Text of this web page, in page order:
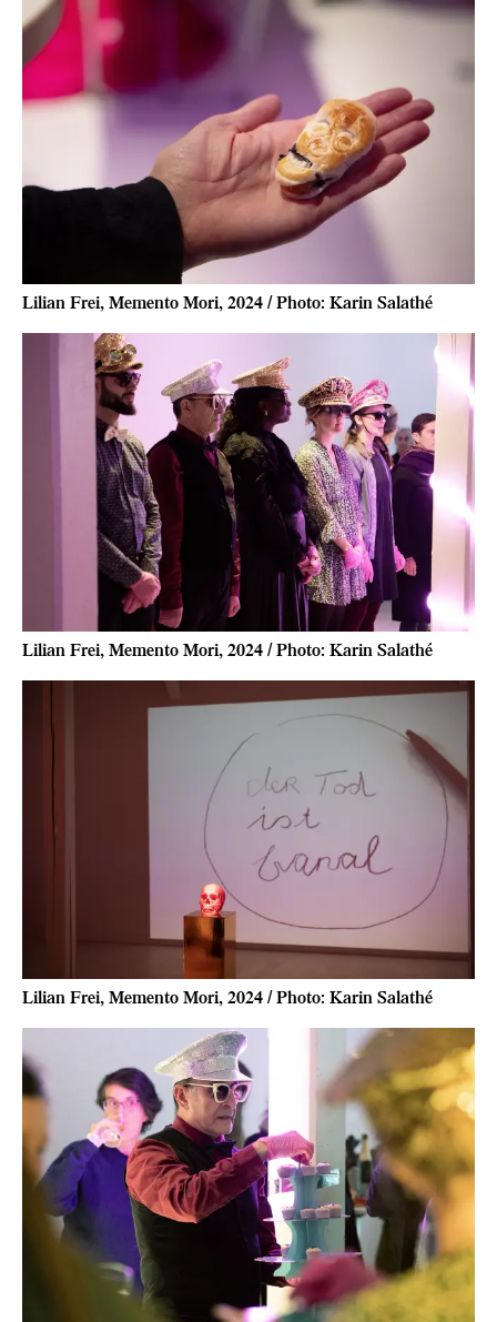
Lilian Frei, Memento Mori, 2024 / Photo: Karin Salathé
Lilian Frei, Memento Mori, 2024 / Photo: Karin Salathé
Lilian Frei, Memento Mori, 2024 / Photo: Karin Salathé